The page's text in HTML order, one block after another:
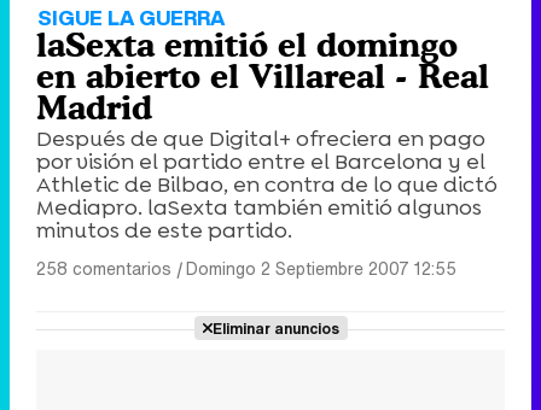
SIGUE LA GUERRA
laSexta emitió el domingo
en abierto el Villareal - Real
Madrid
Después de que Digital+ ofreciera en pago
por visión el partido entre el Barcelona y el
Athletic de Bilbao, en contra de lo que dictó
Mediapro. laSexta también emitió algunos
minutos de este partido.
258 comentarios |Domingo 2 Septiembre 2007 12:55
Eliminar anuncios